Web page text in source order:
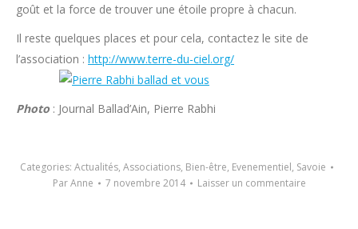
goût et la force de trouver une étoile propre à chacun.
Il reste quelques places et pour cela, contactez le site de
l’association : http://www.terre-du-ciel.org/
Photo : Journal Ballad’Ain, Pierre Rabhi
Categories: Actualités, Associations, Bien-être, Evenementiel, Savoie
ParAnne 7 novembre 2014 Laisser un commentaire